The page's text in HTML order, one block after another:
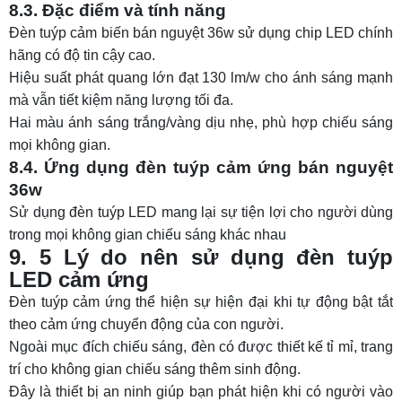
8.3. Đặc điểm và tính năng
Đèn tuýp cảm biến bán nguyệt 36w sử dụng chip LED chính
hãng có độ tin cậy cao.
Hiệu suất phát quang lớn đạt 130 lm/w cho ánh sáng mạnh
mà vẫn tiết kiệm năng lượng tối đa.
Hai màu ánh sáng trắng/vàng dịu nhẹ, phù hợp chiếu sáng
mọi không gian.
8.4. Ứng dụng đèn tuýp cảm ứng bán nguyệt
36w
Sử dụng đèn tuýp LED mang lại sự tiện lợi cho người dùng
trong mọi không gian chiếu sáng khác nhau
9. 5 Lý do nên sử dụng đèn tuýp
LED cảm ứng
Đèn tuýp cảm ứng thể hiện sự hiện đại khi tự động bật tắt
theo cảm ứng chuyển động của con người.
Ngoài mục đích chiếu sáng, đèn có được thiết kế tỉ mỉ, trang
trí cho không gian chiếu sáng thêm sinh động.
Đây là thiết bị an ninh giúp bạn phát hiện khi có người vào